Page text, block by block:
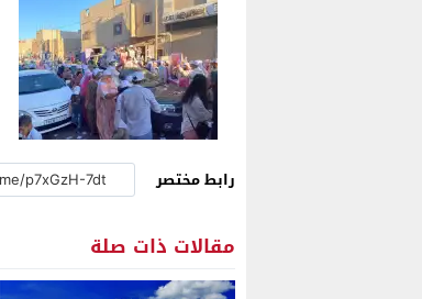
رابط مختصر
مقالات ذات صلة